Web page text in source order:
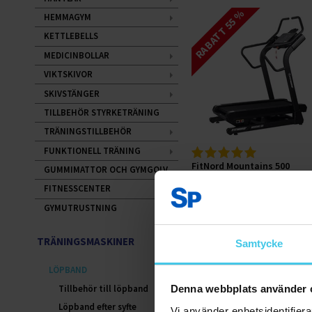
Samtycke
Denna webbplats använder
RABATT 55 %
FitNord Mountains 500
8999 kr
Lägg till i varukorgen
HEMMAGYM
KETTLEBELLS
MEDICINBOLLAR
VIKTSKIVOR
SKIVSTÄNGER
TILLBEHÖR STYRKETRÄNING
TRÄNINGSTILLBEHÖR
FUNKTIONELL TRÄNING
GUMMIMATTOR OCH GYMGOLV
FITNESSCENTER
GYMUTRUSTNING
TRÄNINGSMASKINER
LÖPBAND
Tillbehör till löpband
Löpband efter syfte